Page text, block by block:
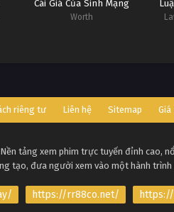
Cái Giá Của Sinh Mạng
Worth
riêng tư Liên hệ Sitemap Giá
tảng xem phim trực tuyến đỉnh cao,
tạo, đưa người xem vào một hành
https://rr88co.net/